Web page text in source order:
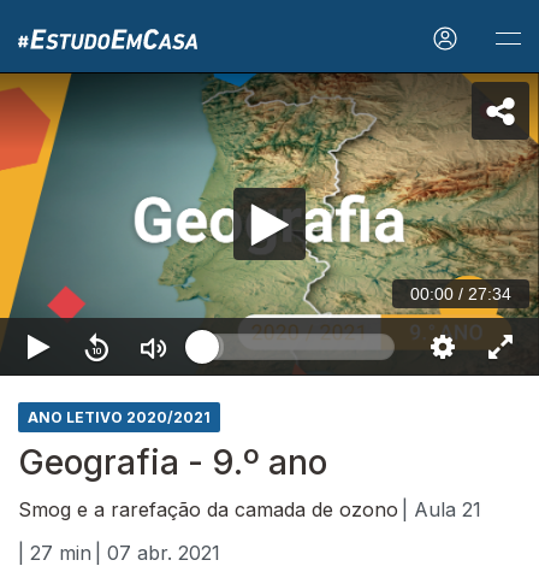
00:00 / 27:34
ANO LETIVO 2020/2021
Geografia - 9.º ano
Smog e a rarefação da camada de ozono
| Aula 21
| 27 min
| 07 abr. 2021